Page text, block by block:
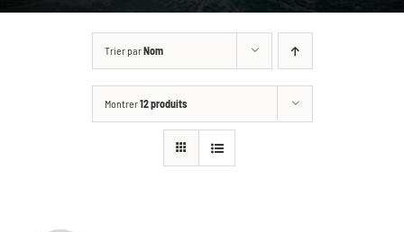
CONTACT
Trier parNom
Montrer12 produits